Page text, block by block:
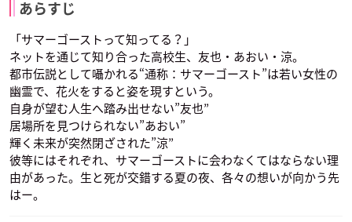
あらすじ
「サマーゴーストって知ってる？」
ネットを通じて知り合った高校生、友也・あおい・涼。
都市伝説として囁かれる“通称：サマーゴースト”は若い女性の
幽霊で、花火をすると姿を現すという。
自身が望む人生へ踏み出せない”友也”
居場所を見つけられない”あおい”
輝く未来が突然閉ざされた”涼”
彼等にはそれぞれ、サマーゴーストに会わなくてはならない理
由があった。生と死が交錯する夏の夜、各々の想いが向かう先
はー。